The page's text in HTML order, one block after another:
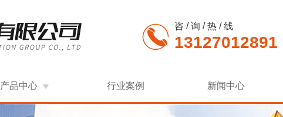
咨 / 询 / 热 / 线
13127012891
产品中心 行业案例 新闻中心